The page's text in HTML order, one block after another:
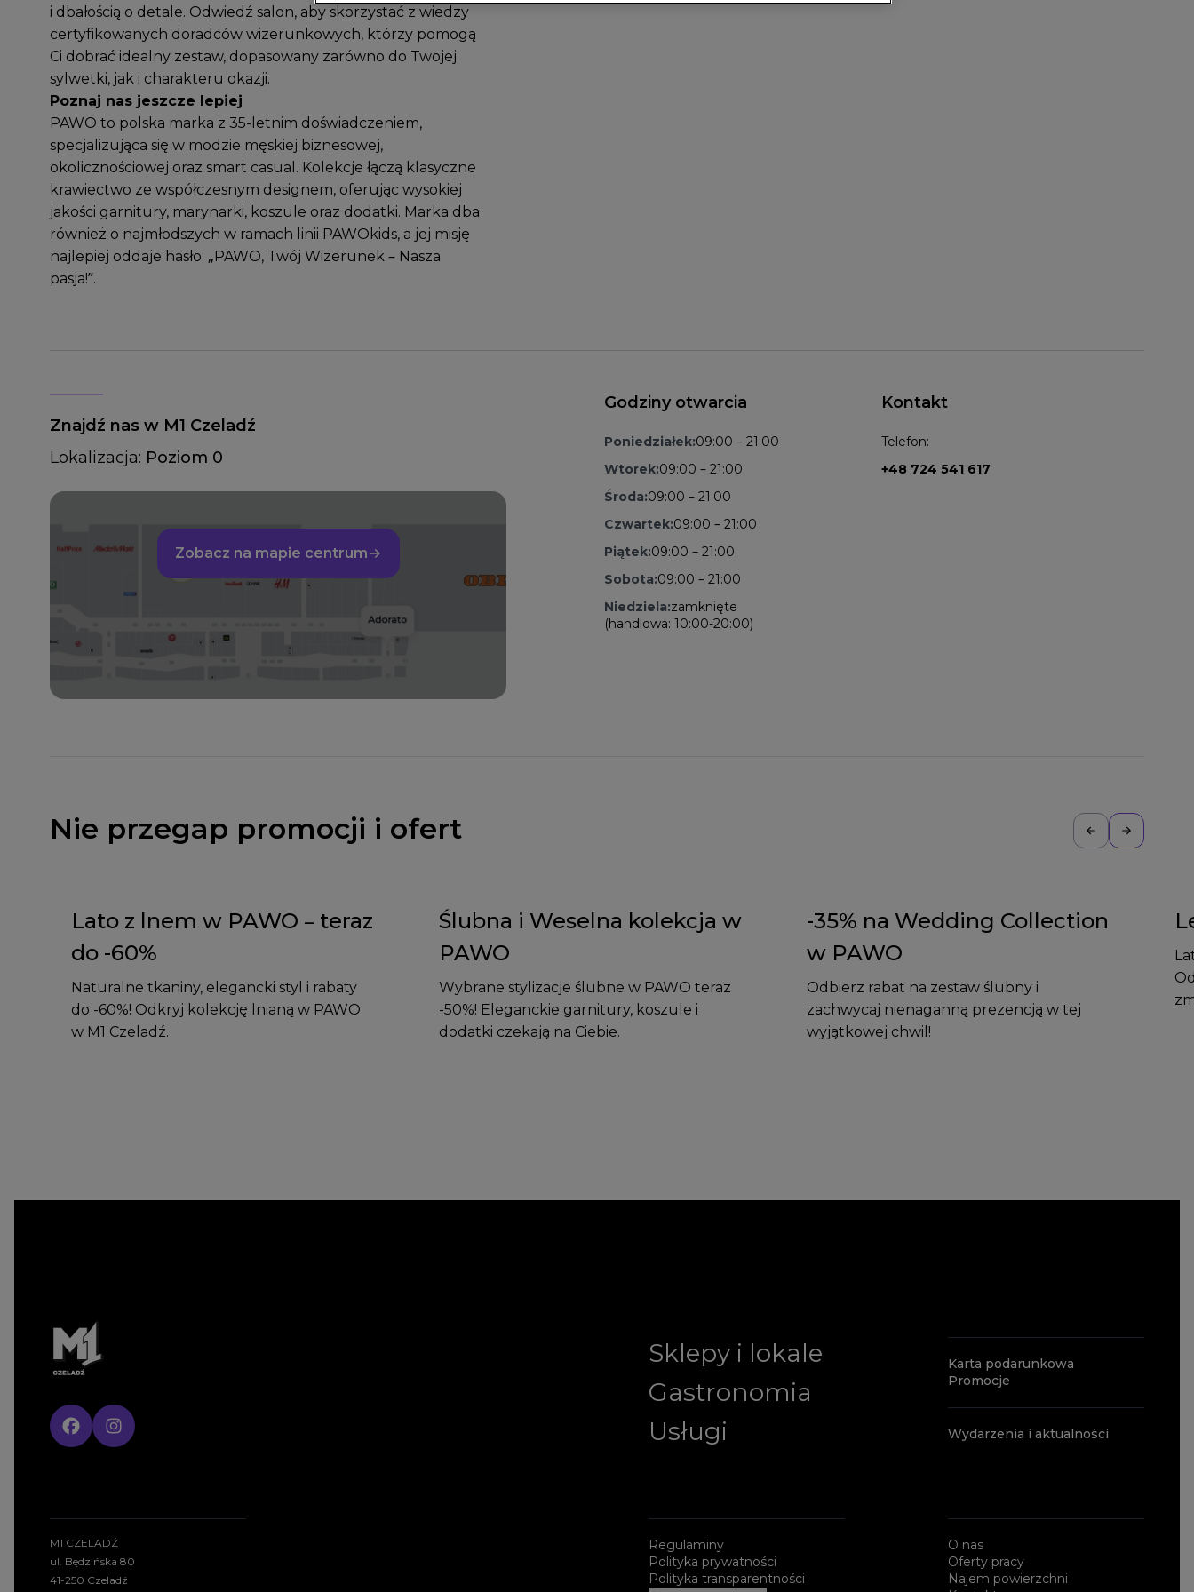
i dbałością o detale. Odwiedź salon, aby skorzystać z wiedzy
certyfikowanych doradców wizerunkowych, którzy pomogą
Ci dobrać idealny zestaw, dopasowany zarówno do Twojej
sylwetki, jak i charakteru okazji.
Poznaj nas jeszcze lepiej
PAWO to polska marka z 35-letnim doświadczeniem,
specjalizująca się w modzie męskiej biznesowej,
okolicznościowej oraz smart casual. Kolekcje łączą klasyczne
krawiectwo ze współczesnym designem, oferując wysokiej
jakości garnitury, marynarki, koszule oraz dodatki. Marka dba
również o najmłodszych w ramach linii PAWOkids, a jej misję
najlepiej oddaje hasło: „PAWO, Twój Wizerunek – Nasza
pasja!”.
Znajdź nas w M1 Czeladź
Lokalizacja: Poziom 0
Zobacz na mapie centrum
Godziny otwarcia
Poniedziałek:09:00 – 21:00
Wtorek:09:00 – 21:00
Środa:09:00 – 21:00
Czwartek:09:00 – 21:00
Piątek:09:00 – 21:00
Sobota:09:00 – 21:00
Niedziela:zamknięte
(handlowa: 10:00-20:00)
Kontakt
Telefon:
+48 724 541 617
Nie przegap promocji i ofert
Lato z lnem w PAWO – teraz
do -60%
Naturalne tkaniny, elegancki styl i rabaty
do -60%! Odkryj kolekcję lnianą w PAWO
w M1 Czeladź.
Ślubna i Weselna kolekcja w
PAWO
Wybrane stylizacje ślubne w PAWO teraz
-50%! Eleganckie garnitury, koszule i
dodatki czekają na Ciebie.
-35% na Wedding Collection
w PAWO
Odbierz rabat na zestaw ślubny i
zachwycaj nienaganną prezencją w tej
wyjątkowej chwil!
Sklepy i lokale
Gastronomia
Usługi
Karta podarunkowa
Promocje
Wydarzenia i aktualności
M1 CZELADŹ
ul. Będzińska 80
41-250 Czeladź
Regulaminy
Polityka prywatności
Polityka transparentności
O nas
Oferty pracy
Najem powierzchni